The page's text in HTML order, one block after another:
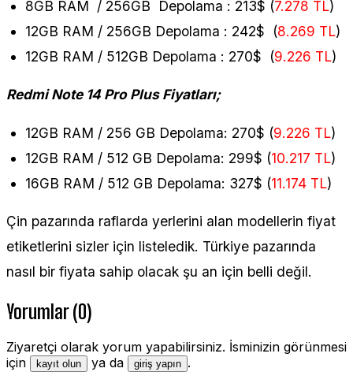
8GB RAM / 256GB Depolama : 213$ (7.278 TL)
12GB RAM / 256GB Depolama : 242$ (8.269 TL)
12GB RAM / 512GB Depolama : 270$ (9.226 TL)
Redmi Note 14 Pro Plus Fiyatları;
12GB RAM / 256 GB Depolama: 270$ (9.226 TL)
12GB RAM / 512 GB Depolama: 299$ (10.217 TL)
16GB RAM / 512 GB Depolama: 327$ (11.174 TL)
Çin pazarında raflarda yerlerini alan modellerin fiyat
etiketlerini sizler için listeledik. Türkiye pazarında
nasıl bir fiyata sahip olacak şu an için belli değil.
Yorumlar (0)
Ziyaretçi olarak yorum yapabilirsiniz. İsminizin görünmesi
için
kayıt olun ya da giriş yapın .